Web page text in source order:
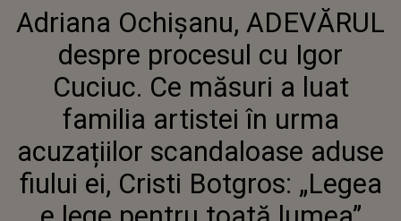
ADEVĂRUL DESPRE PROCESUL
CU IGOR CUCIUC. CE MĂSURI A
LUAT FAMILIA ARTISTEI ÎN
URMA ACUZAȚIILOR
SCANDALOASE ADUSE FIULUI
EI, CRISTI BOTGROS: „LEGEA E
LEGE PENTRU TOATĂ LUMEA”
Adriana Ochișanu, ADEVĂRUL
despre procesul cu Igor
Cuciuc. Ce măsuri a luat
familia artistei în urma
acuzațiilor scandaloase aduse
fiului ei, Cristi Botgros: „Legea